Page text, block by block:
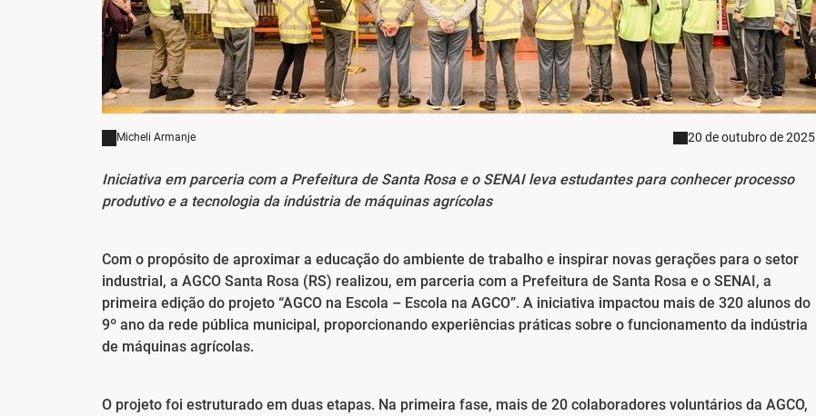
Micheli Armanje 20 de outubro de 2025
Iniciativa em parceria com a Prefeitura de Santa Rosa e o SENAI leva estudantes para conhecer processo
produtivo e a tecnologia da indústria de máquinas agrícolas
Com o propósito de aproximar a educação do ambiente de trabalho e inspirar novas gerações para o setor
industrial, a AGCO Santa Rosa (RS) realizou, em parceria com a Prefeitura de Santa Rosa e o SENAI, a
primeira edição do projeto “AGCO na Escola – Escola na AGCO”. A iniciativa impactou mais de 320 alunos do
9º ano da rede pública municipal, proporcionando experiências práticas sobre o funcionamento da indústria
de máquinas agrícolas.
O projeto foi estruturado em duas etapas. Na primeira fase, mais de 20 colaboradores voluntários da AGCO,